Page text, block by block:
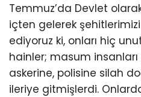
Temmuz’da Devlet
içten gelerek
ediyoruz ki, onları hiç
hainler; masum
askerine, polisine silah
ileriye gitmişlerdi.